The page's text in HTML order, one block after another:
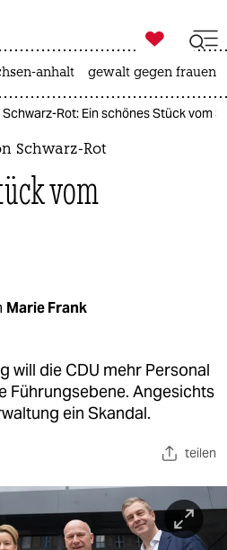
zahl ich
ich

taz zahl ich
anhalt gewalt gegen frauen
Rot: Ein schönes Stück vom
Schwarz-Rot
vom
Marie Frank
will die CDU mehr Personal
Führungsebene. Angesichts
ein Skandal.
teilen